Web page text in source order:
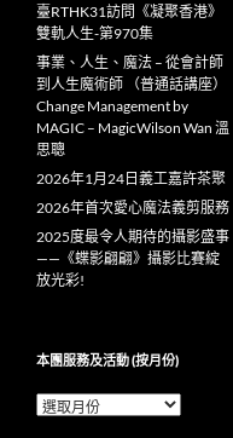
臺RTHK31訪問《凝聚香港》
雙軌人生-第970集
事業、人生、魔法 – 從會計師
到人生魔術師 （普通話講座）
Change Management by
MAGIC – MagicWilson Wan 溫
思聰
2026年1月24日義工嘉許茶聚
2026年首次愛心魔法義剪服務
2025度最令人期待的攝影盛事
——《蝶影翩翩》攝影比賽綻
放光彩!
本團服務及活動 (按月份)
本